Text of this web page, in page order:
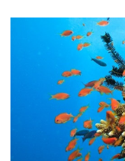
Consulte a política